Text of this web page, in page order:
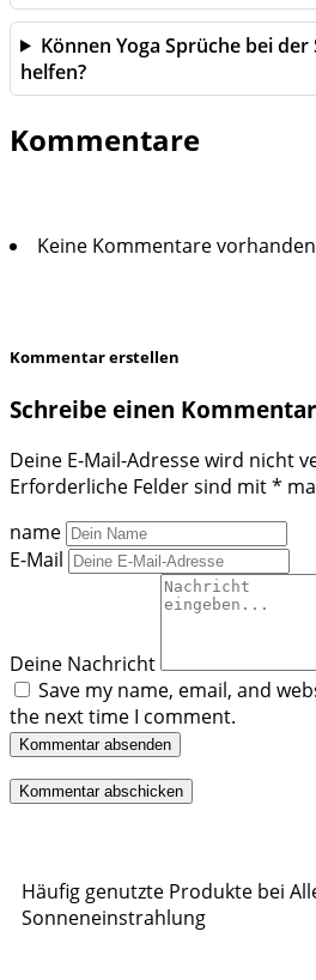
Können Yoga Sprüche bei
helfen?
Kommentare
Keine Kommentare
Kommentar erstellen
Schreibe einen Kommentar
Deine E-Mail-Adresse wird nicht
Erforderliche Felder sind mit*
name
E-Mail
Deine Nachricht
Save my name, email, and
the next time I comment.
Kommentar absenden
Häufig genutzte Produkte bei
Sonneneinstrahlung